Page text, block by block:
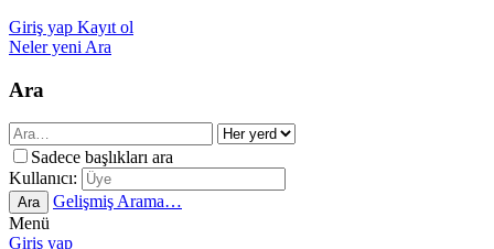
Giriş yap Kayıt ol
Neler yeni Ara
Ara
Sadece başlıkları ara
Kullanıcı:
Ara
Gelişmiş Arama…
Menü
Giriş yap